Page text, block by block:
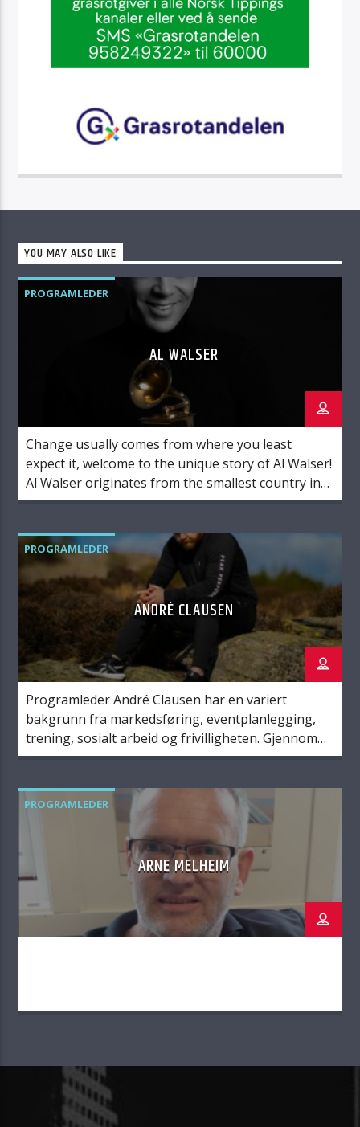
YOU MAY ALSO LIKE
PROGRAMLEDER
AL WALSER
Change usually comes from where you least
expect it, welcome to the unique story of Al Walser!
Al Walser originates from the smallest country in
the world, Liechtenstein. Al is in fact Liechtenstein’s
always easy as one could imagine! But he didn’t do
anything to accomplish this […]
PROGRAMLEDER
ANDRÉ CLAUSEN
Programleder André Clausen har en variert
bakgrunn fra markedsføring, eventplanlegging,
trening, sosialt arbeid og frivilligheten. Gjennom
sitt arbeid med mennesker 1 til 1 har han vært med
utfordrende livssituasjoner. I samtaler med andre
skjer endring og man kan finne styrke i seg selv og
hos andre når vi snakker […]
PROGRAMLEDER
ARNE MELHEIM